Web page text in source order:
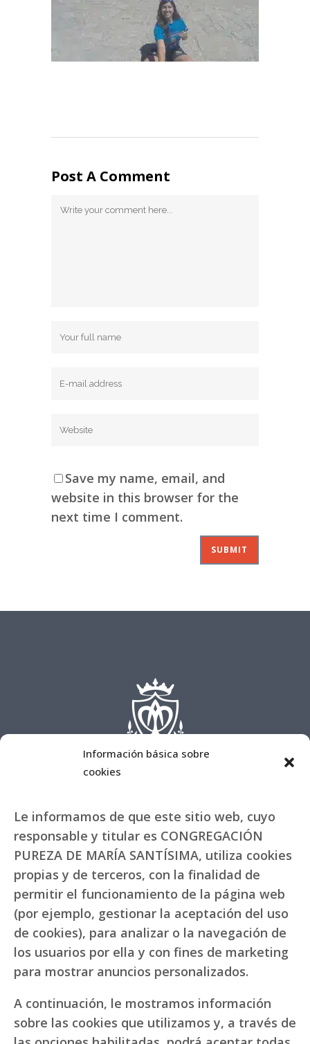
Información básica sobre
cookies
Le informamos de que este sitio web, cuyo
responsable y titular es CONGREGACIÓN
PUREZA DE MARÍA SANTÍSIMA, utiliza cookies
propias y de terceros, con la finalidad de
permitir el funcionamiento de la página web
(por ejemplo, gestionar la aceptación del uso
de cookies), para analizar o la navegación de
los usuarios por ella y con fines de marketing
para mostrar anuncios personalizados.
A continuación, le mostramos información
sobre las cookies que utilizamos y, a través de
Post A Comment
Save my name, email, and
website in this browser for the
next time I comment.